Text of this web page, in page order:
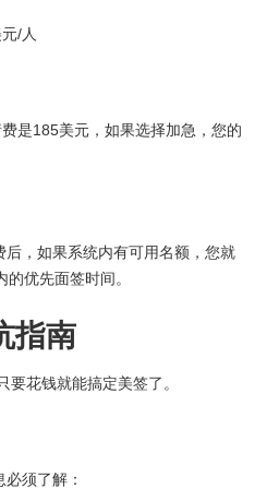
/人
是185美元，如果选择加急，您的
后，如果系统内有可用名额，您就
优先面签时间。
指南
花钱就能搞定美签了。
须了解：